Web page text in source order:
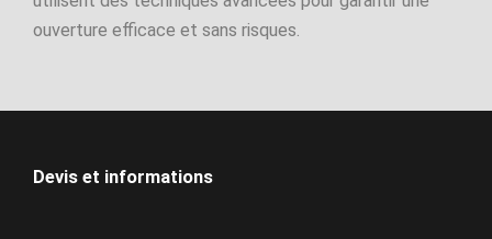
ouverture efficace et sans risques.
Devis et informations